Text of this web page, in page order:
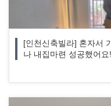
[인천신축빌라] 혼자서
나 내집마련 성공했어요